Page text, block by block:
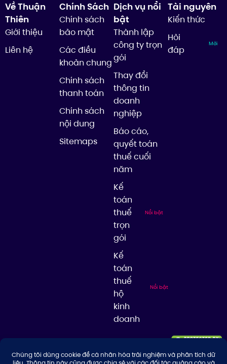
Về Thuận
Thiên
Giới thiệu
Liên hệ
Chính Sách
Chính sách
bảo mật
Các điều
khoản chung
Chính sách
thanh toán
Chính sách
nội dung
Sitemaps
Dịch vụ nổi
bật
Thành lập
công ty trọn
gói
Thay đổi
thông tin
doanh
nghiệp
Báo cáo,
quyết toán
thuế cuối
năm
Kế
toán
thuế
trọn
gói
Nổi bật
Kế
toán
thuế
hộ
kinh
doanh
Nổi bật
Tài nguyên
Kiến thức
Hỏi
đáp
Mới